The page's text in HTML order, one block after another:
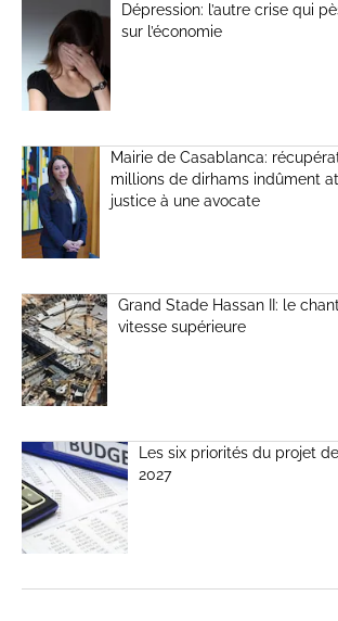
Dépression: l’autre crise qui
sur l’économie
Mairie de Casablanca:
millions de dirhams indûment
justice à une avocate
Grand Stade Hassan II: le
vitesse supérieure
Les six priorités du projet
2027